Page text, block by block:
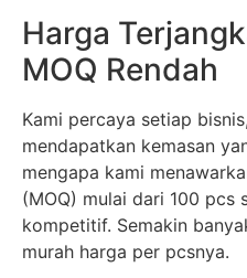
Harga
MOQ Rendah
Kami percaya setiap
mendapatkan kemasan
mengapa kami
(MOQ) mulai dari 100 pcs
kompetitif. Semakin
murah harga per pcsnya.